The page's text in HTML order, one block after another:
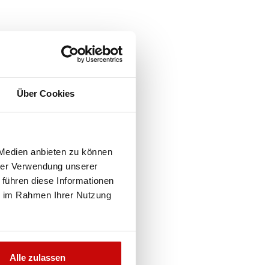
Über Cookies
anbieten zu können
Verwendung unserer
diese Informationen
Rahmen Ihrer Nutzung
Alle zulassen